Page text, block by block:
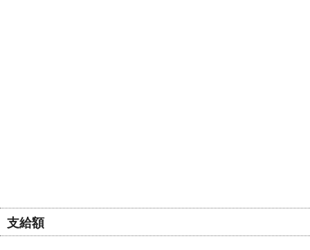
支給額